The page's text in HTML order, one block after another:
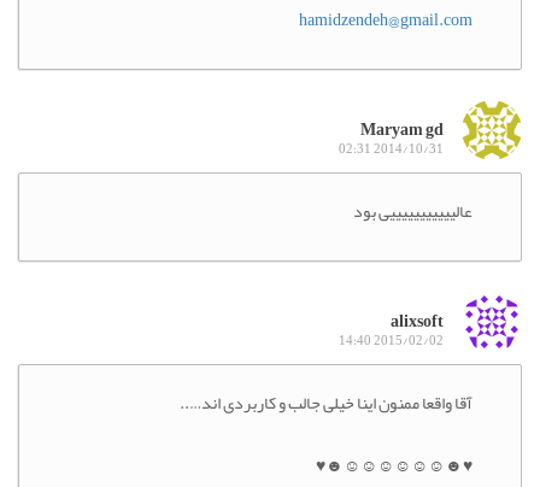
hamidzendeh@gmail.com
Maryam gd
2014/10/31 02:31
عالیییییییییییی بود
alixsoft
2015/02/02 14:40
آقا واقعا ممنون اینا خیلی جالب و کاربردی اند…..
♥☻☺☺☺☺☺☺☻♥